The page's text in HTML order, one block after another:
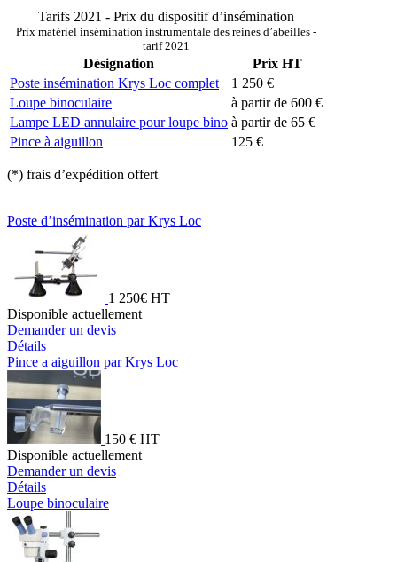
Tarifs 2021 - Prix du dispositif d’insémination
Prix matériel insémination instrumentale des reines d’abeilles -
tarif 2021
Désignation
Prix HT
Poste insémination Krys Loc complet
1 250 €
Loupe binoculaire
à partir de 600 €
Lampe LED annulaire pour loupe bino à partir de 65 €
Pince à aiguillon
125 €
(*) frais d’expédition offert
Poste d’insémination par Krys Loc
1 250€ HT
Disponible actuellement
Demander un devis
Détails
Pince a aiguillon par Krys Loc
150 € HT
Disponible actuellement
Demander un devis
Détails
Loupe binoculaire